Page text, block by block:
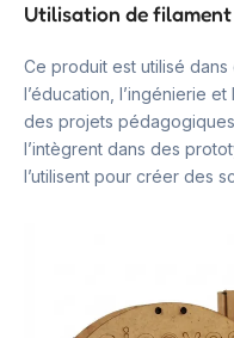
Utilisation de
Ce produit est utilisé
l’éducation, l’ingénierie et
des projets
l’intègrent dans des
l’utilisent pour créer des